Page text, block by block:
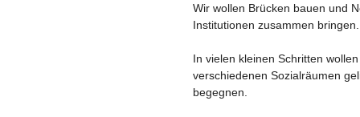
Wir wollen Brücken bauen und
Institutionen zusammen bringen.
In vielen kleinen Schritten
verschiedenen Sozialräumen
begegnen.